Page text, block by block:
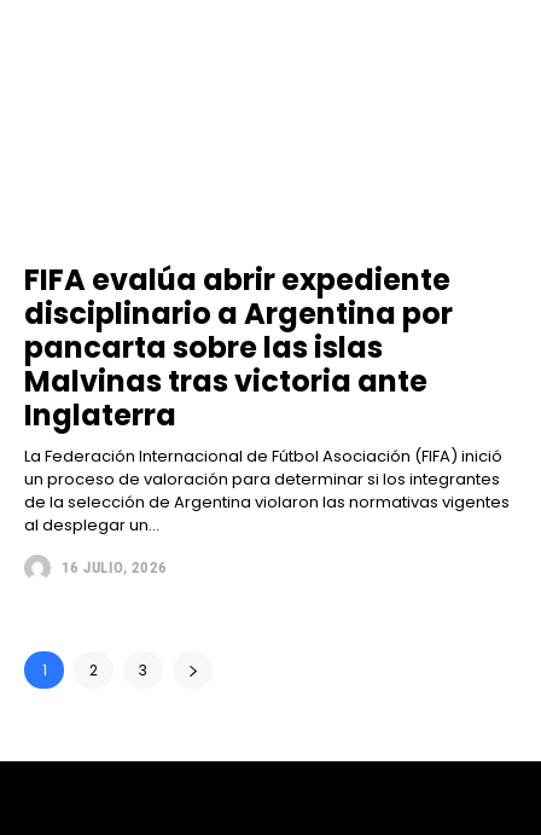
FIFA evalúa abrir expediente
disciplinario a Argentina por
pancarta sobre las islas
Malvinas tras victoria ante
Inglaterra
La Federación Internacional de Fútbol Asociación (FIFA) inició
un proceso de valoración para determinar si los integrantes
de la selección de Argentina violaron las normativas vigentes
al desplegar un...
16 JULIO, 2026
1 2 3